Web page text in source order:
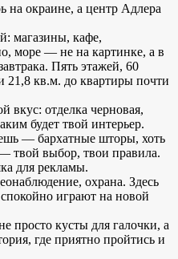
на окраине, а центр Адлера
магазины, кафе,
море — не на картинке, а в
Пять этажей, 60
21,8 кв.м. до квартиры почти
вкус: отделка черновая,
будет твой интерьер.
— бархатные шторы, хоть
твой выбор, твои правила.
для рекламы.
охрана. Здесь
играют на новой
кусты для галочки, а
где приятно пройтись и